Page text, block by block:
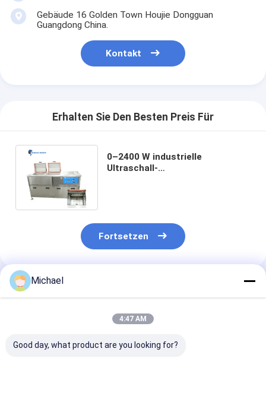
Gebäude 16 Golden Town Houjie Dongguan
Guangdong China.
Kontakt
Erhalten Sie Den Besten Preis Für
0–2400 W industrielle
Ultraschall-
Fortsetzen
Empfohlene Produkte
Michael
4:47 AM
Good day, what product are you looking for?